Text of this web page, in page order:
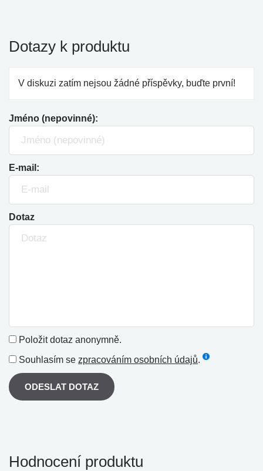
Dotazy k produktu
V diskuzi zatím nejsou žádné příspěvky, buďte první!
Jméno (nepovinné):
E-mail:
Dotaz
Položit dotaz anonymně.
Souhlasím se zpracováním osobních údajů.
ODESLAT DOTAZ
Hodnocení produktu